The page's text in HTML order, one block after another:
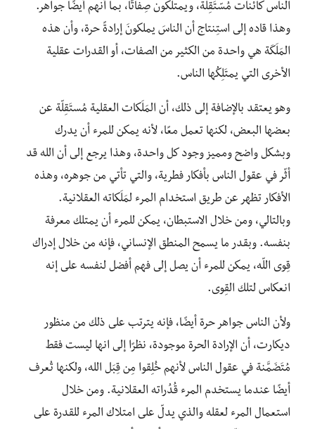
الناس كائنات مُسّتَقِلّة، ويمتلكون صِفاتًا، بما أنهم أيضًا جواهر.
وهذا قاده إلى استِنتاج أن الناسَ يملكونَ إرادةً حرة، وأن هذه
المَلَكَة هي واحدة من الكثير من الصفات، أو القدرات عقلية
الأخرى التي يمتَلِكُها الناس.
وهو يعتقد بالإضافة إلى ذلك، أن المَلَكات العقلية مُستَقِلّة عن
بعضها البعض، لكنها تعمل معًا، لأنه يمكن للمرء أن يدرك
وبشكل واضح ومميز وجود كل واحدة، وهذا يرجع إلى أن الله قد
أثّر في عقول الناس بأفكار فطرية، والتي تأتي من جوهره، وهذه
الأفكار تظهر عن طريق استخدام المرء لمَلَكاته العقلانية.
وبالتالي، ومن خلال الاستبطان، يمكن للمرء أن يمتلك معرفة
بنفسه. وبقدر ما يسمح المنطق الإنساني، فإنه من خلال إدراك
قِوى اللّه، يمكن للمرء أن يصل إلى فهم أفضل لنفسه على إنه
انعكاس لتلك القِوى.
ولأن الناس جواهر حرة أيضًا، فإنه يترتب على ذلك من منظور
ديكارت، أن الإرادة الحرة موجودة، نظرًا إلى انها ليست فقط
مُتَضَمَّنة في عقول الناس لأنهم خُلِقوا مِن قِبَل الله، ولكنها تُعرف
أيضًا عندما يستخدم المرء قُدُراته العقلانية. ومن خلال
استعمال المرء لعقله والذي يدلّ على امتلاك المرء للقدرة على